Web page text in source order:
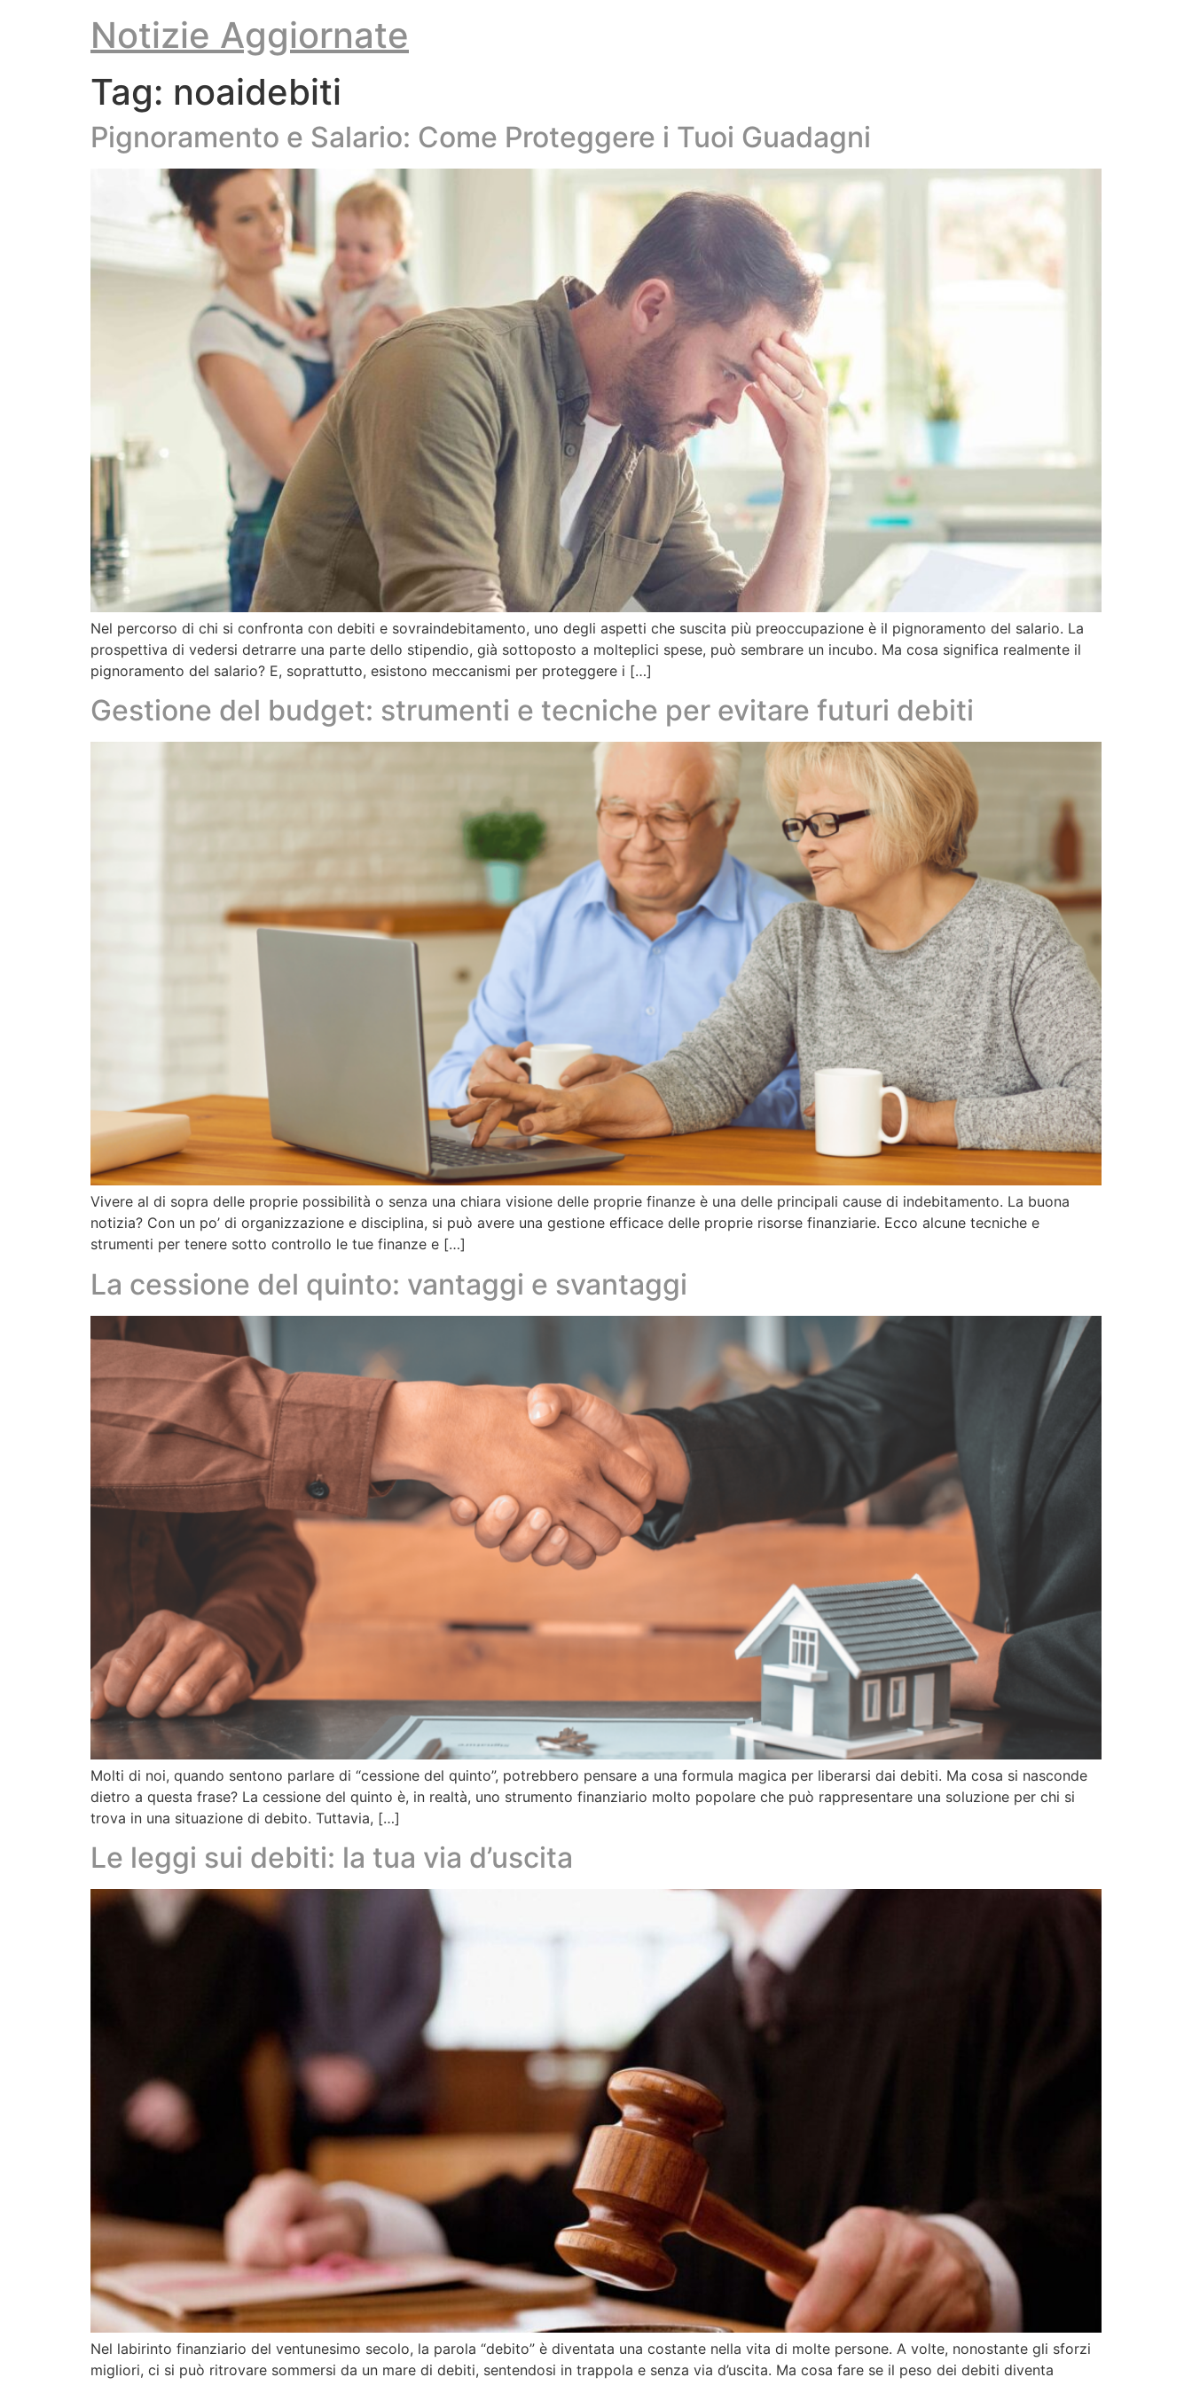
Notizie Aggiornate
Tag: noaidebiti
Pignoramento e Salario: Come Proteggere i Tuoi Guadagni
Nel percorso di chi si confronta con debiti e sovraindebitamento, uno degli aspetti che suscita più preoccupazione è il pignoramento del salario. La
prospettiva di vedersi detrarre una parte dello stipendio, già sottoposto a molteplici spese, può sembrare un incubo. Ma cosa significa realmente il
pignoramento del salario? E, soprattutto, esistono meccanismi per proteggere i […]
Gestione del budget: strumenti e tecniche per evitare futuri debiti
Vivere al di sopra delle proprie possibilità o senza una chiara visione delle proprie finanze è una delle principali cause di indebitamento. La buona
notizia? Con un po’ di organizzazione e disciplina, si può avere una gestione efficace delle proprie risorse finanziarie. Ecco alcune tecniche e
strumenti per tenere sotto controllo le tue finanze e […]
La cessione del quinto: vantaggi e svantaggi
Molti di noi, quando sentono parlare di “cessione del quinto”, potrebbero pensare a una formula magica per liberarsi dai debiti. Ma cosa si nasconde
dietro a questa frase? La cessione del quinto è, in realtà, uno strumento finanziario molto popolare che può rappresentare una soluzione per chi si
trova in una situazione di debito. Tuttavia, […]
Le leggi sui debiti: la tua via d’uscita
Nel labirinto finanziario del ventunesimo secolo, la parola “debito” è diventata una costante nella vita di molte persone. A volte, nonostante gli sforzi
migliori, ci si può ritrovare sommersi da un mare di debiti, sentendosi in trappola e senza via d’uscita. Ma cosa fare se il peso dei debiti diventa